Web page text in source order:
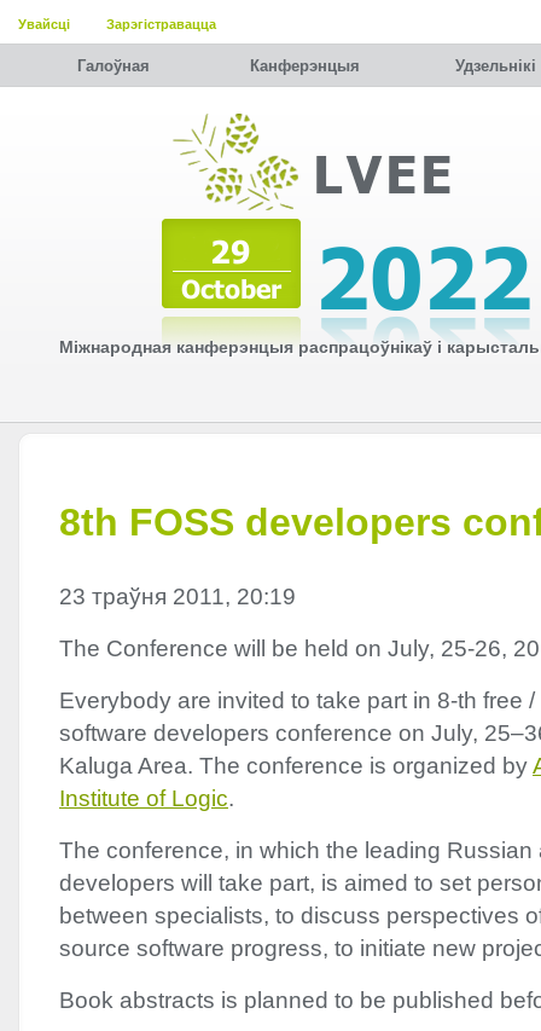
Увайсці Зарэгістравацца
Галоўная Канферэнцыя Удзельнiкi
Міжнародная канферэнцыя распрацоўнікаў і
8th FOSS developers
23 траўня 2011, 20:19
The Conference will be held on July, 25-26,
Everybody are invited to take part in 8-th free
software developers conference on July,
Kaluga Area. The conference is organized by
Institute of Logic.
The conference, in which the leading Russian
developers will take part, is aimed to set
between specialists, to discuss perspectives
source software progress, to initiate new
Book abstracts is planned to be published